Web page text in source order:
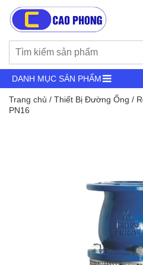
DANH MỤC SẢN PHẨM
Trang chủ / Thiết Bị Đường Ống /
PN16